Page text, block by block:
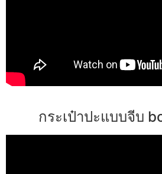
กระเป๋าปะแบบจีบ